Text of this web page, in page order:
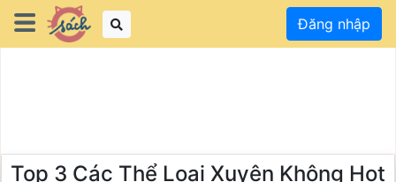
Đăng nhập
Top 3 Các Thể Loại Xuyên Không Hot